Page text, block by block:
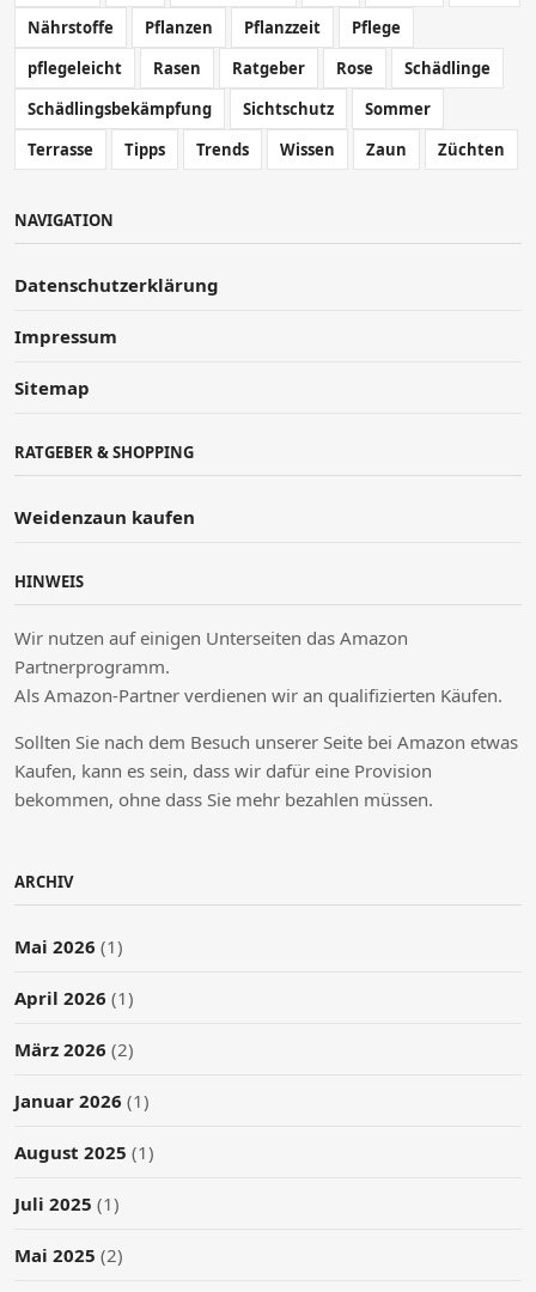
Nährstoffe Pflanzen Pflanzzeit
Pflege
pflegeleicht
Rasen Ratgeber Rose
Schädlinge
Schädlingsbekämpfung
Sichtschutz
Sommer
Terrasse
Tipps Trends Wissen Zaun Züchten
NAVIGATION
Datenschutzerklärung
Impressum
Sitemap
RATGEBER & SHOPPING
Weidenzaun kaufen
HINWEIS
Wir nutzen auf einigen Unterseiten das Amazon
Partnerprogramm.
Als Amazon-Partner verdienen wir an qualifizierten Käufen.
Sollten Sie nach dem Besuch unserer Seite bei Amazon etwas
Kaufen, kann es sein, dass wir dafür eine Provision
bekommen, ohne dass Sie mehr bezahlen müssen.
ARCHIV
Mai 2026 (1)
April 2026 (1)
März 2026 (2)
Januar 2026 (1)
August 2025 (1)
Juli 2025 (1)
Mai 2025 (2)